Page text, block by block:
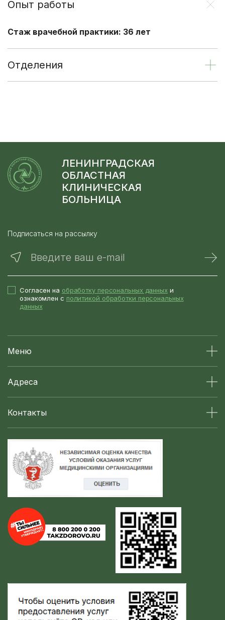
Опыт работы
Стаж врачебной практики: 36 лет
Отделения
ЛЕНИНГРАДСКАЯ
ОБЛАСТНАЯ
КЛИНИЧЕСКАЯ
БОЛЬНИЦА
Подписаться на рассылку
Введите ваш e-mail
Согласен на обработку персональных данных и
ознакомлен с политикой обработки персональных
данных
Меню
Адреса
Контакты